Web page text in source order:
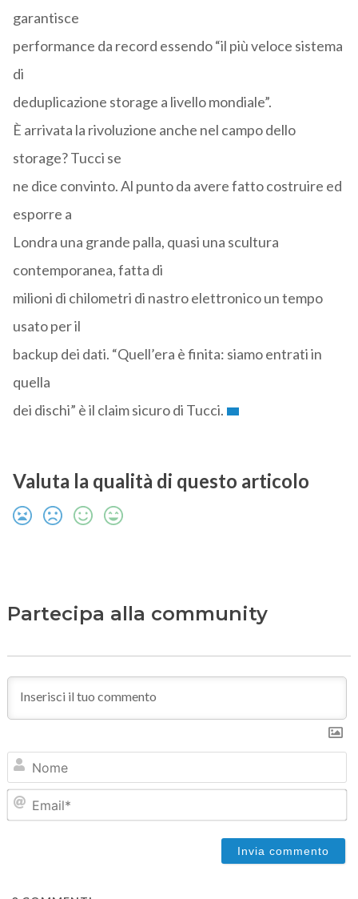
garantisce
performance da record essendo “il più veloce sistema
di
deduplicazione storage a livello mondiale”.
È arrivata la rivoluzione anche nel campo dello
storage? Tucci se
ne dice convinto. Al punto da avere fatto costruire ed
esporre a
Londra una grande palla, quasi una scultura
contemporanea, fatta di
milioni di chilometri di nastro elettronico un tempo
usato per il
backup dei dati. “Quell’era è finita: siamo entrati in
quella
dei dischi” è il claim sicuro di Tucci.
Valuta la qualità di questo articolo
Partecipa alla community